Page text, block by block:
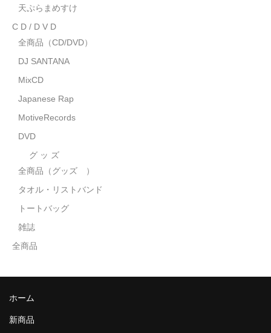
グ ッ ズ
タオル・リストバンド
トートバッグ
全商品
天ぷらまめすけ
C D / D V D
全商品（CD/DVD）
DJ SANTANA
MixCD
Japanese Rap
MotiveRecords
DVD
グ ッ ズ
全商品（グッズ ）
タオル・リストバンド
トートバッグ
雑誌
全商品
ホーム
新商品